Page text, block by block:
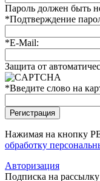
Пароль должен быть
*Подтверждение
*E-Mail:
Защита от
*Введите слово на
Нажимая на кнопку
обработку
Авторизация
Подписка на рассылку